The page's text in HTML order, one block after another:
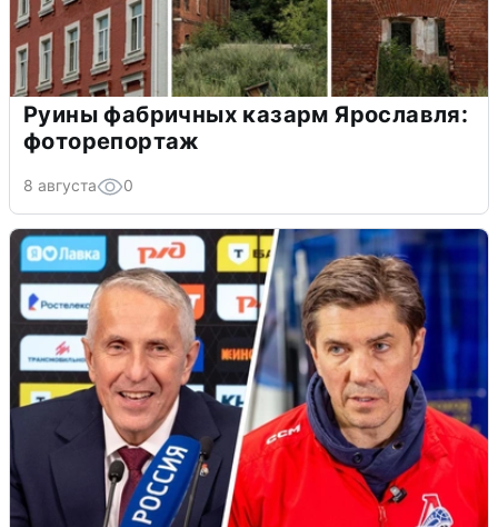
Руины фабричных казарм Ярославля:
фоторепортаж
8 августа 0